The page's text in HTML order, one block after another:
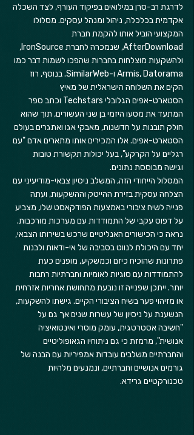
לדרגת רב-סרן במילואים בפיקוד העורף, לצד השכלה
אקדמית בכלכלה, ניהול ומנהל עסקים. מסלולו
המקצועי הוביל אותו להקמת חברת
AfterDownload, שנמכרה לחברת IronSource,
ולהשקעות מוצלחות בחברות שהפכו לשמות דבר כמו
Armis, Datorama ו-SimilarWeb. בנוסף, רוז
הקים את השלוחה הישראלית של מאיץ
הסטארט-אפים הגלובלי Techstars וכתב ספר
המתעד את מסעו היזמי בן שני העשורים, תוך שהוא
חולק תובנות על חדשנות, מאבקי אגו ואתגרים בעולם
הסטארט-אפים. אלו המכירים אותו מתארים אדם "עם
רגליים על הקרקע", בעל יכולות תקשורת טובות
וגישה מבוססת נתונים.
המסלול הייחודי הזה, המשלב ניסיון צבאי-מודיעיני עם
הצלחה עסקית בזירת ההייטק וההשקעות, ועתה
פנייה לשיח ציבורי באמצעות הפודקאסט שלו, מצביע
על דפוס עקבי של התמודדות עם מערכות מורכבות.
נראה כי הכישורים האנליטיים שרכש בשירותו הצבאי,
יחד עם היכולת לנווט בסביבה של אי-ודאות ולבנות
פתרונות שהוכיח כיזם וכמשקיע, מופנים כעת
להתמודדות עם סוגיות לאומיות וחברתיות רחבות
יותר. ייתכן שפנייה זו נובעת מתחושת אחריות אזרחית
או מזיהוי פער בשיח הציבורי הקיים. גישתו להשקעות,
הנשענת על ניסיון של עשרות שנים אך גם על
"חשיבה אסטרטגית, עומק מוסרי ואינטואיציה
אנושית", מרמזת כי גם ניתוחיו הגאופוליטיים
והחברתיים משלבים עובדות אמפיריות עם הבנה של
גורמים אנושיים וחברתיים, ונמנעים מלהיות
טכנורקטיים גרידא.